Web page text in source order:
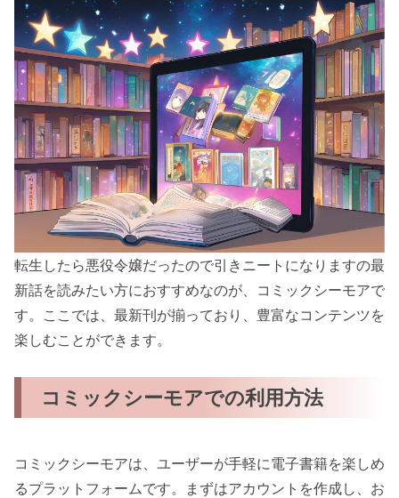
転生したら悪役令嬢だったので引きニートになりますの最
新話を読みたい方におすすめなのが、コミックシーモアで
す。ここでは、最新刊が揃っており、豊富なコンテンツを
楽しむことができます。
コミックシーモアでの利用方法
コミックシーモアは、ユーザーが手軽に電子書籍を楽しめ
るプラットフォームです。まずはアカウントを作成し、お